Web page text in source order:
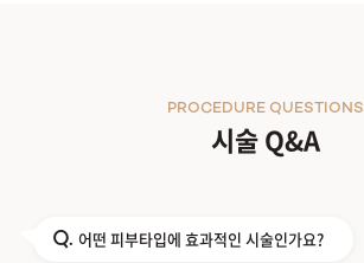
시술 Q&A
PROCEDURE QUESTIONS
Q. 어떤 피부타입에 효과적인 시술인가요?